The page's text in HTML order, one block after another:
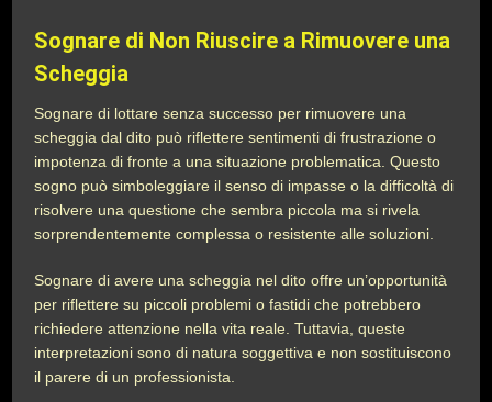
Sognare di Non Riuscire a Rimuovere una
Scheggia
Sognare di lottare senza successo per rimuovere una
scheggia dal dito può riflettere sentimenti di frustrazione o
impotenza di fronte a una situazione problematica. Questo
sogno può simboleggiare il senso di impasse o la difficoltà di
risolvere una questione che sembra piccola ma si rivela
sorprendentemente complessa o resistente alle soluzioni.
Sognare di avere una scheggia nel dito offre un’opportunità
per riflettere su piccoli problemi o fastidi che potrebbero
richiedere attenzione nella vita reale. Tuttavia, queste
interpretazioni sono di natura soggettiva e non sostituiscono
il parere di un professionista.